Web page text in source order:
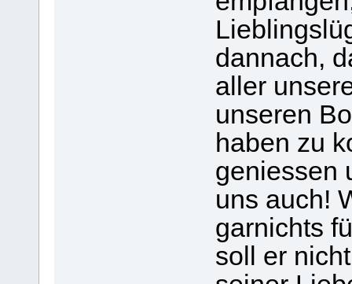
dannach,
aller
unseren
haben zu
geniessen
uns auch!
garnichts
soll er